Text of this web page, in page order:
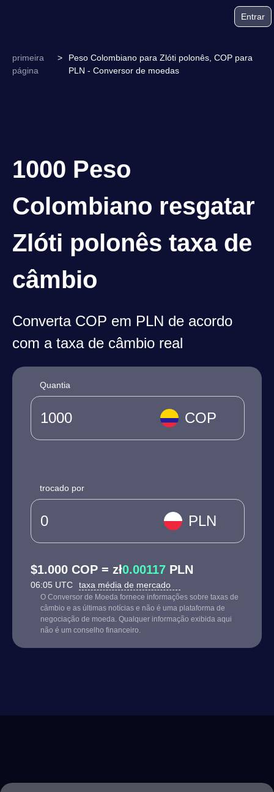
Entrar
primeira
página
>
Peso Colombiano para Zlóti polonês, COP para
PLN - Conversor de moedas
1000 Peso
Colombiano resgatar
Zlóti polonês taxa de
câmbio
Converta COP em PLN de acordo
com a taxa de câmbio real
Quantia
COP
trocado por
PLN
$1.000 COP = zł0.00117 PLN
06:05 UTC taxa média de mercado
O Conversor de Moeda fornece informações sobre taxas de
câmbio e as últimas notícias e não é uma plataforma de
negociação de moeda. Qualquer informação exibida aqui
não é um conselho financeiro.